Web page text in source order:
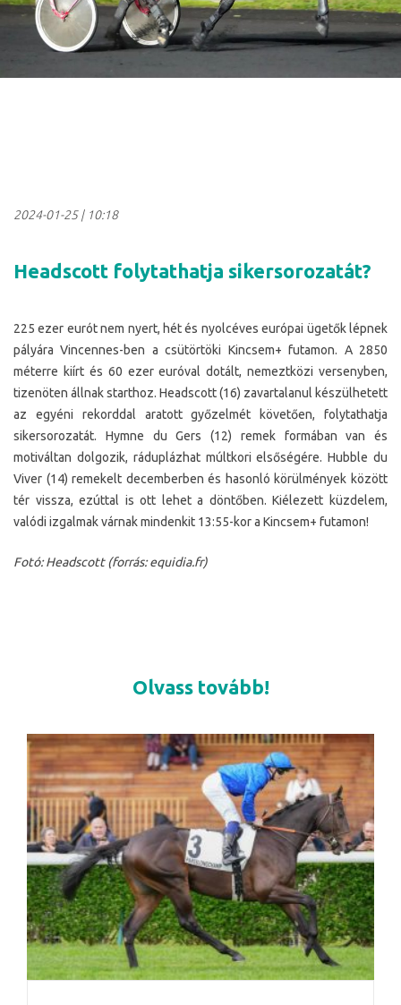
2024-01-25| 10:18
Headscott folytathatja sikersorozatát?
225 ezer eurót nem nyert, hét és nyolcéves európai ügetők lépnek
pályára Vincennes-ben a csütörtöki Kincsem+ futamon. A 2850
méterre kiírt és 60 ezer euróval dotált, nemeztközi versenyben,
tizenöten állnak starthoz. Headscott (16) zavartalanul készülhetett
az egyéni rekorddal aratott győzelmét követően, folytathatja
sikersorozatát. Hymne du Gers (12) remek formában van és
motiváltan dolgozik, ráduplázhat múltkori elsőségére. Hubble du
Viver (14) remekelt decemberben és hasonló körülmények között
tér vissza, ezúttal is ott lehet a döntőben. Kiélezett küzdelem,
valódi izgalmak várnak mindenkit 13:55-kor a Kincsem+ futamon!
Fotó: Headscott (forrás: equidia.fr)
Olvass tovább!